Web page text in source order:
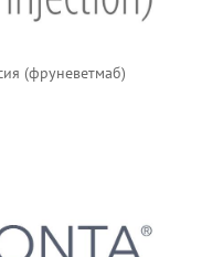
(фруневетмаб)